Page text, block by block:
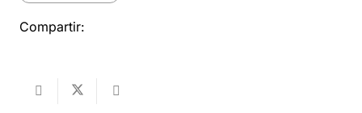
Compartir: